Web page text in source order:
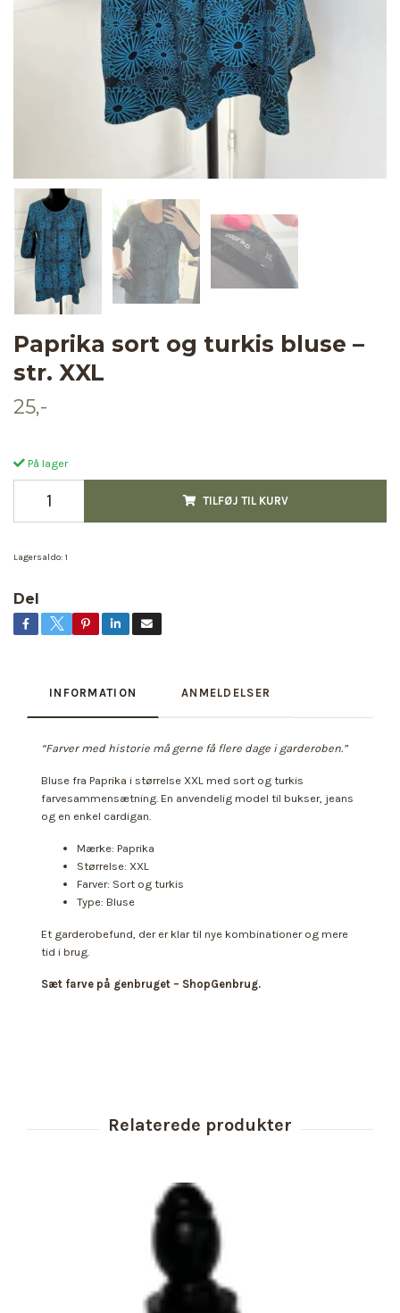
Paprika sort og turkis bluse –
str. XXL
25,-
På lager
TILFØJ TIL KURV
Lagersaldo: 1
Del
INFORMATION ANMELDELSER
“Farver med historie må gerne få flere dage i garderoben.”
Bluse fra Paprika i størrelse XXL med sort og turkis
farvesammensætning. En anvendelig model til bukser, jeans
og en enkel cardigan.
Mærke: Paprika
Størrelse: XXL
Farver: Sort og turkis
Type: Bluse
Et garderobefund, der er klar til nye kombinationer og mere
tid i brug.
Sæt farve på genbruget – ShopGenbrug.